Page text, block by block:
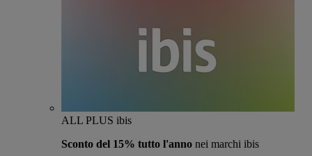
ALL PLUS ibis
Sconto del 15% tutto l'anno nei marchi ibis